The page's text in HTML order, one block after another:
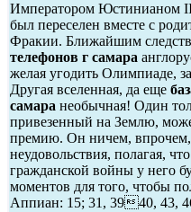
Императором Юстинианом
был переселен вместе с
Фракии. Ближайшим
телефонов г самара
желая угодить Олимпиаде,
Другая вселенная, да еще
самара необычная! Один
привезенный на Землю,
премию. Он ничем, впрочем,
неудовольствия, полагая,
гражданской войны у него
моментов для того, чтобы
Аппиан: 15; 31, 3940, 43,